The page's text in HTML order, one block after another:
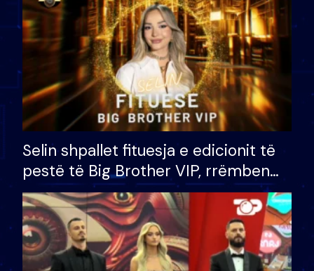
Selin shpallet fituesja e edicionit të
pestë të Big Brother VIP, rrëmben
çmimin e madh prej 100 mijë eurosh